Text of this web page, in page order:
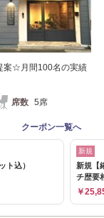
案☆月間100名の実績
席数 5席
クーポン一覧へ
ット込）
新規
新規【
チ歴要
￥